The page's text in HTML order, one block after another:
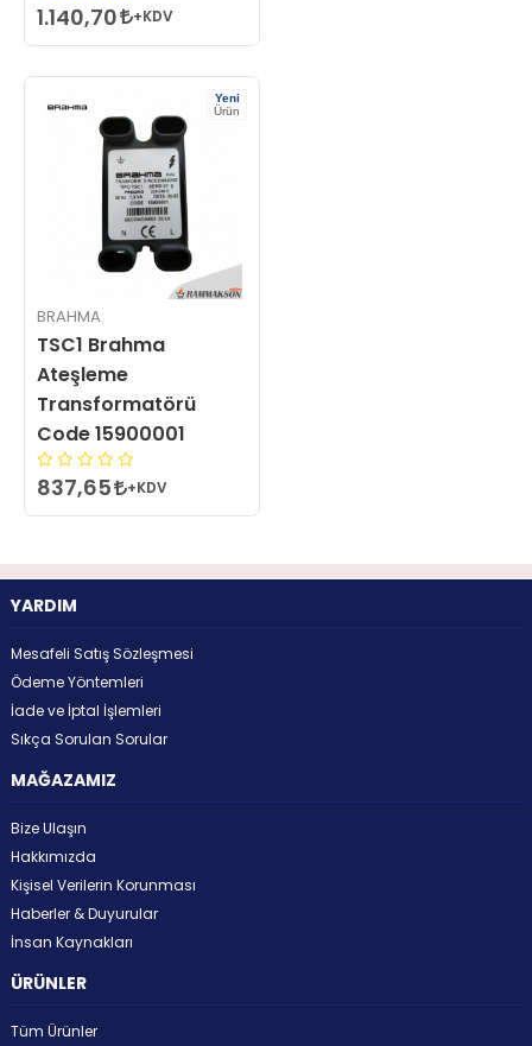
1.140,70 +KDV
Yeni
Ürün
BRAHMA
TSC1 Brahma
Ateşleme
Transformatörü
Code 15900001
837,65 +KDV
YARDIM
Mesafeli Satış Sözleşmesi
Ödeme Yöntemleri
İade ve İptal İşlemleri
Sıkça Sorulan Sorular
MAĞAZAMIZ
Bize Ulaşın
Hakkımızda
Kişisel Verilerin Korunması
Haberler & Duyurular
İnsan Kaynakları
ÜRÜNLER
Tüm Ürünler